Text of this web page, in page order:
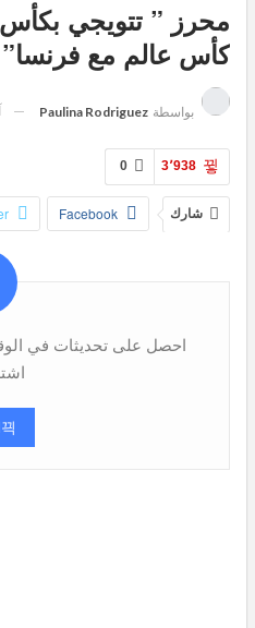
محرز ” تتويجي
كأس عالم مع فرنسا”
بواسطة Paulina Rodriguez
0 3٬938
شارك Facebook
احصل على تحديثات في